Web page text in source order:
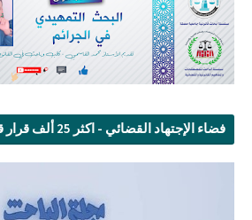
فضاء الإجتهاد القضائي - اكثر 25 ألف قرار قضائي